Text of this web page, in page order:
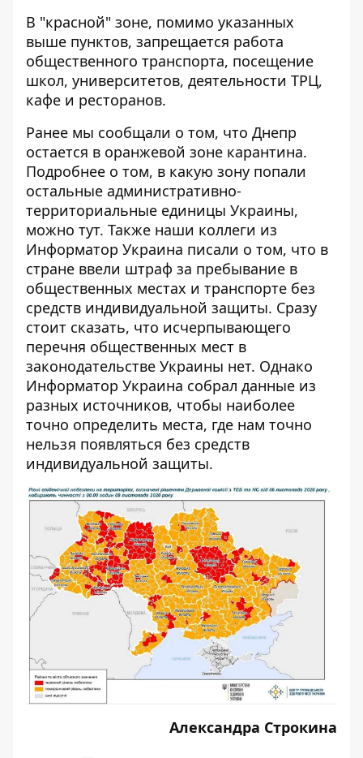
В "красной" зоне, помимо указанных
выше пунктов, запрещается работа
общественного транспорта, посещение
школ, университетов, деятельности ТРЦ,
кафе и ресторанов.
Ранее мы сообщали о том, что Днепр
остается в оранжевой зоне карантина.
Подробнее о том, в какую зону попали
остальные административно-
территориальные единицы Украины,
можно тут. Также наши коллеги из
Информатор Украина писали о том, что в
стране ввели штраф за пребывание в
общественных местах и транспорте без
средств индивидуальной защиты. Сразу
стоит сказать, что исчерпывающего
перечня общественных мест в
законодательстве Украины нет. Однако
Информатор Украина собрал данные из
разных источников, чтобы наиболее
точно определить места, где нам точно
нельзя появляться без средств
индивидуальной защиты.
Александра Строкина